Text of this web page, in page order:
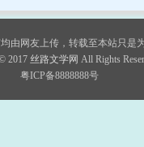
由网友上传，转载至本站只是
2017 丝路文学网 All Rights
粤ICP备8888888号